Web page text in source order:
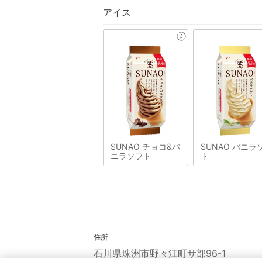
アイス
SUNAO チョコ&バ
ニラソフト
SUNAO バニラ
ト
住所
石川県珠洲市野々江町サ部96-1